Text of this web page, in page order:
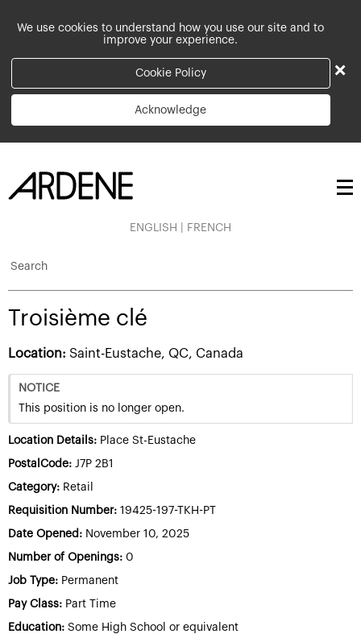
We use cookies to understand how you use our site and to
improve your experience.
Cookie Policy
Acknowledge
×
ENGLISH FRENCH
Search
Troisième clé
Location: Saint-Eustache, QC, Canada
NOTICE
This position is no longer open.
Location Details: Place St-Eustache
PostalCode: J7P 2B1
Category: Retail
Requisition Number: 19425-197-TKH-PT
Date Opened: November 10, 2025
Number of Openings: 0
Job Type: Permanent
Pay Class: Part Time
Education: Some High School or equivalent